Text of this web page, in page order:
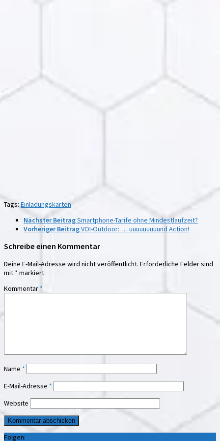
Tags:Einladungskarten
Nächster BeitragSmartphone-Tarife ohne Mindestlaufzeit?
Vorheriger BeitragVOI-Outdoor: … uuuuuuuuund Action!
Schreibe einen Kommentar
Deine E-Mail-Adresse wird nicht veröffentlicht. Erforderliche Felder sind
mit * markiert
Kommentar *
Name *
E-Mail-Adresse *
Website
Folgen: